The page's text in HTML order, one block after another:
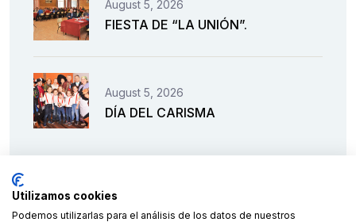
August 5, 2026
FIESTA DE “LA UNIÓN”.
August 5, 2026
DÍA DEL CARISMA
Utilizamos cookies
Podemos utilizarlas para el análisis de los datos de nuestros